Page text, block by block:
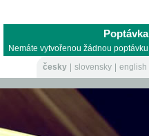
Poptávka
Nemáte vytvořenou žádnou poptávku
česky
slovensky english